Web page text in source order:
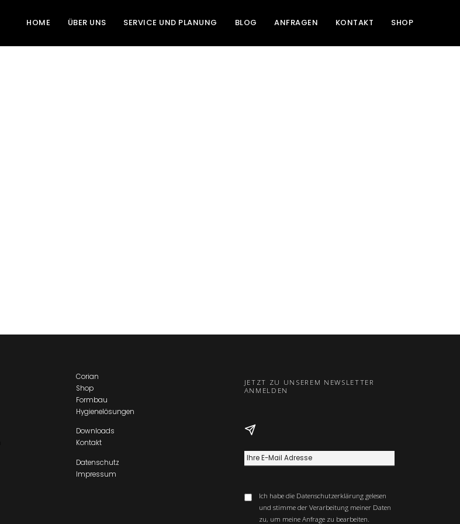
HOME ÜBER UNS SERVICE UND PLANUNG BLOG ANFRAGEN KONTAKT SHOP
Corian
Shop
Formbau
Hygienelösungen
Downloads
Kontakt
Datenschutz
Impressum
JETZT ZU UNSEREM NEWSLETTER
ANMELDEN
Ich habe die Datenschutzerklärunggelesen
und stimme der Verarbeitung meiner Daten
zu, um meine Anfrage zu bearbeiten.